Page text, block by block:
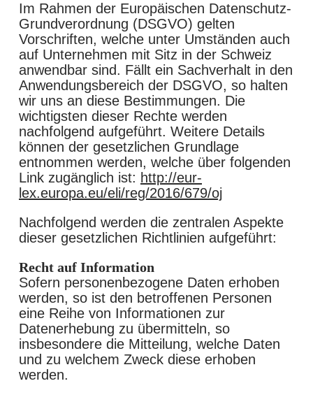
Im Rahmen der Europäischen Datenschutz-
Grundverordnung (DSGVO) gelten
Vorschriften, welche unter Umständen auch
auf Unternehmen mit Sitz in der Schweiz
anwendbar sind. Fällt ein Sachverhalt in den
Anwendungsbereich der DSGVO, so halten
wir uns an diese Bestimmungen. Die
wichtigsten dieser Rechte werden
nachfolgend aufgeführt. Weitere Details
können der gesetzlichen Grundlage
entnommen werden, welche über folgenden
Link zugänglich ist: http://eur-
lex.europa.eu/eli/reg/2016/679/oj
Nachfolgend werden die zentralen Aspekte
dieser gesetzlichen Richtlinien aufgeführt:
Recht auf Information
Sofern personenbezogene Daten erhoben
werden, so ist den betroffenen Personen
eine Reihe von Informationen zur
Datenerhebung zu übermitteln, so
insbesondere die Mitteilung, welche Daten
und zu welchem Zweck diese erhoben
werden.